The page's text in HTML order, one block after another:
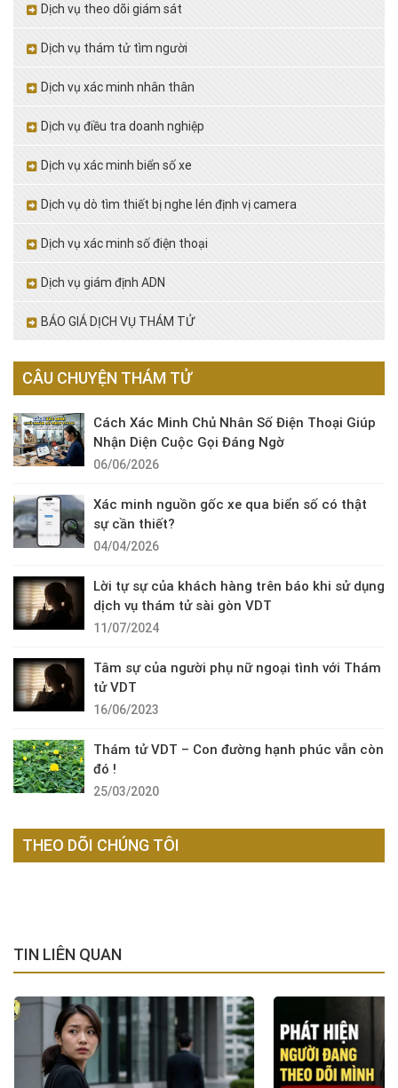
Dịch vụ theo dõi giám sát
Dịch vụ thám tử tìm người
Dịch vụ xác minh nhân thân
Dịch vụ điều tra doanh nghiệp
Dịch vụ xác minh biển số xe
Dịch vụ dò tìm thiết bị nghe lén định vị camera
Dịch vụ xác minh số điện thoại
Dịch vụ giám định ADN
BÁO GIÁ DỊCH VỤ THÁM TỬ
CÂU CHUYỆN THÁM TỬ
Cách Xác Minh Chủ Nhân Số Điện Thoại Giúp
Nhận Diện Cuộc Gọi Đáng Ngờ
06/06/2026
Xác minh nguồn gốc xe qua biển số có thật
sự cần thiết?
04/04/2026
Lời tự sự của khách hàng trên báo khi sử dụng
dịch vụ thám tử sài gòn VDT
11/07/2024
Tâm sự của người phụ nữ ngoại tình với Thám
tử VDT
16/06/2023
Thám tử VDT – Con đường hạnh phúc vẫn còn
đó !
25/03/2020
THEO DÕI CHÚNG TÔI
TIN LIÊN QUAN